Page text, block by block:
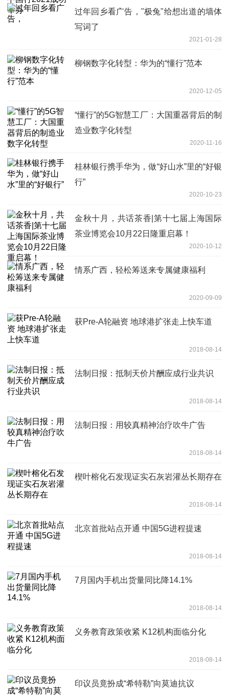
过年回乡看广告，"极兔"给想出道的墙体
写词了
2021-01-28
柳钢数字化转型：华为的“懂行”范本
2020-12-05
“懂行”的5G智慧工厂：大国重器背后的制
造业数字化转型
2020-11-16
桂林银行携手华为，做“好山水”里的“好银
行”
2020-10-23
金秋十月，共话茶香|第十七届上海国际
茶业博览会10月22日隆重启幕！
2020-10-12
情系广西，轻松筹送来专属健康福利
2020-09-09
获Pre-A轮融资 地球港扩张走上快车道
2018-08-14
法制日报：抵制天价片酬应成行业共识
2018-08-14
法制日报：用较真精神治疗吹牛广告
2018-08-14
楔叶榕化石发现证实石灰岩灌丛长期存在
2018-08-14
北京首批站点开通 中国5G进程提速
2018-08-14
7月国内手机出货量同比降14.1%
2018-08-14
义务教育政策收紧 K12机构面临分化
2018-08-14
印议员竟扮成“希特勒”向莫迪抗议